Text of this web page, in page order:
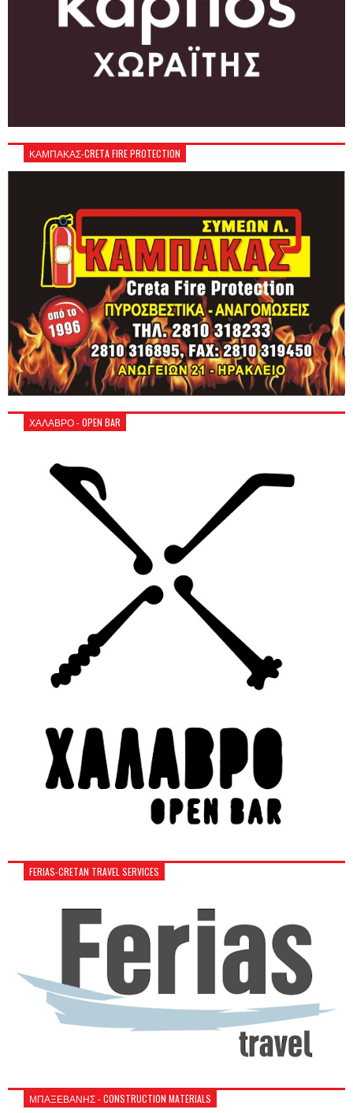
ΚΑΜΠΑΚΑΣ-CRETA FIRE PROTECTION
ΧΑΛΑΒΡΟ - OPEN BAR
FERIAS-CRETAN TRAVEL SERVICES
ΜΠΑΞΕΒΑΝΗΣ - CONSTRUCTION MATERIALS